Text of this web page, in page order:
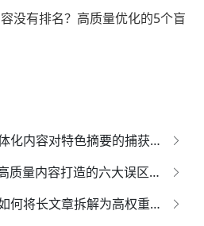
没有排名？高质量优化的5个盲
知识图谱占领计划：实体化内容对特色摘要的捕获率研究
SEO优化不等于堆词：高质量内容打造的六大误区与正解
内容碎片化适配策略：如何将长文章拆解为高权重"知识单元"？